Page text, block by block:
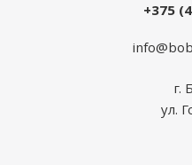
+375
г.
ул.